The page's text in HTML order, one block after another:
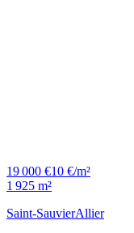
19 000 €10 €/m²
1 925 m²
Saint-SauvierAllier